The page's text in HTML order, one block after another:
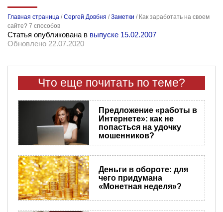
Главная страница /Сергей Довбня /Заметки / Как заработать на своем
сайте? 7 способов
Статья опубликована в выпуске 15.02.2007
Обновлено 22.07.2020
Что еще почитать по теме?
Предложение «работы в
Интернете»: как не
попасться на удочку
мошенников?
Деньги в обороте: для
чего придумана
«Монетная неделя»?